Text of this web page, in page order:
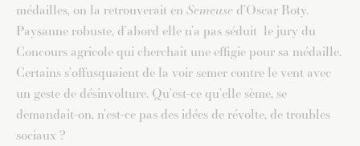
médailles, on la retrouverait en Semeuse d’Oscar Roty.
Paysanne robuste, d’abord elle n’a pas séduit le jury du
Concours agricole qui cherchait une effigie pour sa médaille.
Certains s’offusquaient de la voir semer contre le vent avec
un geste de désinvolture. Qu’est-ce qu’elle sème, se
demandait-on, n’est-ce pas des idées de révolte, de troubles
sociaux ?